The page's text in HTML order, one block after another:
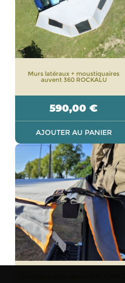
Murs latéraux + moustiquaires
auvent 360 ROCKALU
590,00 €
AJOUTER AU PANIER